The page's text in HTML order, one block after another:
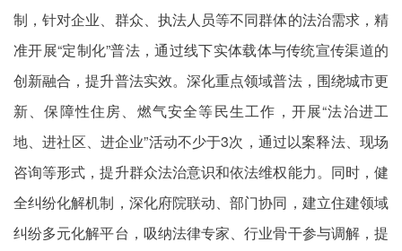
制，针对企业、群众、执法人员等不同群体的法治需求，精
准开展“定制化”普法，通过线下实体载体与传统宣传渠道的
创新融合，提升普法实效。深化重点领域普法，围绕城市更
新、保障性住房、燃气安全等民生工作，开展“法治进工
地、进社区、进企业”活动不少于3次，通过以案释法、现场
咨询等形式，提升群众法治意识和依法维权能力。同时，健
全纠纷化解机制，深化府院联动、部门协同，建立住建领域
纠纷多元化解平台，吸纳法律专家、行业骨干参与调解，提